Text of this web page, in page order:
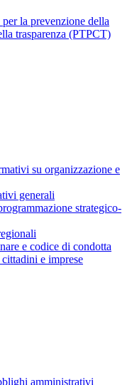
la prevenzione della
trasparenza (PTPCT)
su organizzazione e
generali
strategico-
e codice di condotta
e imprese
amministrativi